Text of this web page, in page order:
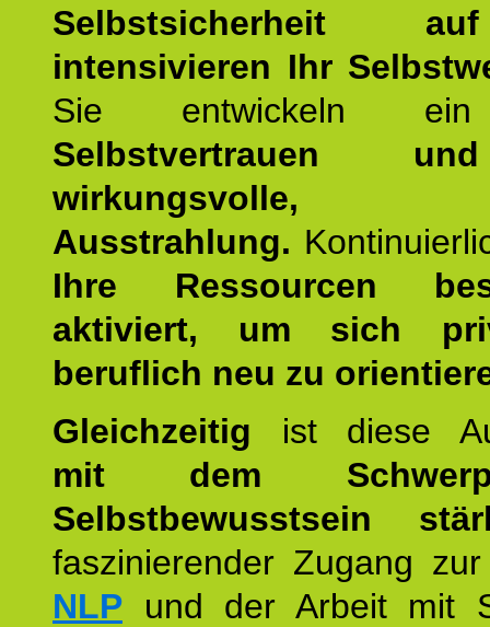
Selbstsicherheit
intensivieren Ihr
Sie entwickeln ein
Selbstvertrauen
wirkungsvolle,
Ausstrahlung.
Ihre Ressourcen
aktiviert, um sich
beruflich neu zu
Gleichzeitig ist diese
mit dem
Selbstbewusstsein
faszinierender Zugang
NLP und der Arbeit mit